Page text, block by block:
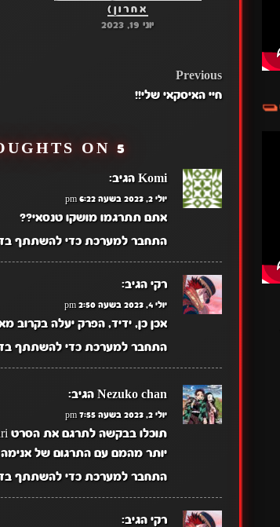
אחרון)
יוני 19, 2023
POST
Previous
חיי האיסקאי שלי!!
5 THOUGHTS ON “
Komi הגיב:
יולי 2, 2023 בשעה 6:22 pm
אתם תתרגמו מושקו טנסאי??
התחבר למערכת כדי להשתתף
רקי הגיב:
יולי 4, 2023 בשעה 2:50 pm
אכן כן, ידיד, הפרק יעלה בקרוב
התחבר למערכת כדי להשתתף
Nezuko chan הגיב:
יולי 2, 2023 בשעה 7:55 pm
יותר מהמם עם התרגום של
התחבר למערכת כדי להשתתף
רקי הגיב: